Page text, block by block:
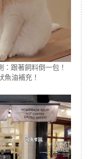
：跟著飼料倒一包！
魚油補充！